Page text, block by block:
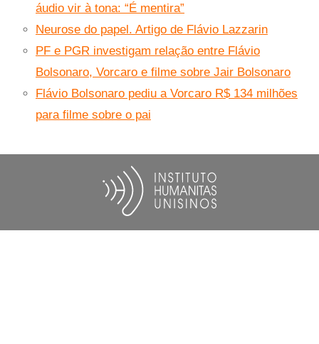
áudio vir à tona: “É mentira”
Neurose do papel. Artigo de Flávio Lazzarin
PF e PGR investigam relação entre Flávio
Bolsonaro, Vorcaro e filme sobre Jair Bolsonaro
Flávio Bolsonaro pediu a Vorcaro R$ 134 milhões
para filme sobre o pai